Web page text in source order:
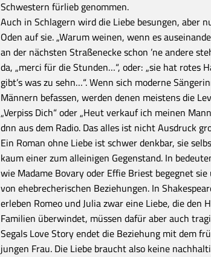
Schwestern fürlieb genommen.
Auch in Schlagern wird die Liebe besungen, aber
Oden auf sie. „Warum weinen, wenn es
an der nächsten Straßenecke schon ’ne andere
da, „merci für die Stunden…“, oder: „sie hat rotes
gibt’s was zu sehn…“. Wenn sich moderne
Männern befassen, werden denen meistens die
„Verpiss Dich“ oder „Heut verkauf ich meinen
dnn aus dem Radio. Das alles ist nicht Ausdruck
Ein Roman ohne Liebe ist schwer denkbar, sie
kaum einer zum alleinigen Gegenstand. In
wie Madame Bovary oder Effie Briest begegnet
von ehebrecherischen Beziehungen. In
erleben Romeo und Julia zwar eine Liebe, die den
Familien überwindet, müssen dafür aber auch
Segals Love Story endet die Beziehung mit dem
jungen Frau. Die Liebe braucht also keine